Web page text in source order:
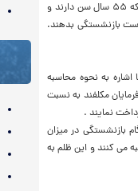
وی درباره نحوه محاسبه بیمه برای کارگرانی که کمتر از ۱۰سال سابقه بیمه دارندگفت: مردانی که ۶۰ سال و زنانی که ۵۵ سال سن دارند و
و درخواست بازنشستگی بدهند.
به نحوه محاسبه
از کارفرمایان مکلفند به نسبت
نمایند .
بازنشستگی در میزان
می کنند و این ظلم به